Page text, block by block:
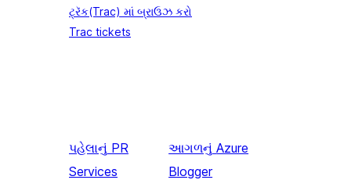
ટ્રૅક(Trac) માં બ્રાઉઝ કરો
Trac tickets
પહેલાનું PR
Services
આગળનું Azure
Blogger